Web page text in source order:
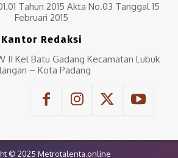
Tahun 2015 Akta No.03 Tanggal 15
Februari 2015
Kantor Redaksi
II Kel Batu Gadang Kecamatan Lubuk
– Kota Padang
© 2025 Metrotalenta.online